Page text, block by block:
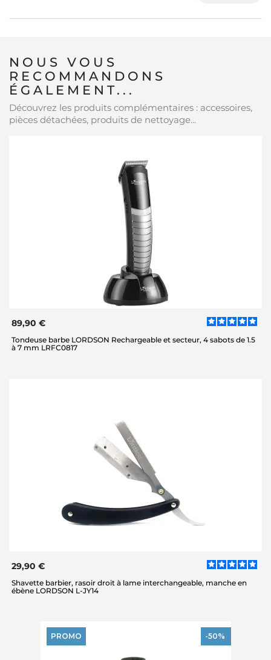
NOUS VOUS
RECOMMANDONS
ÉGALEMENT...
Découvrez les produits complémentaires : accessoires,
pièces détachées, produits de nettoyage...
89,90 €
Tondeuse barbe LORDSON Rechargeable et secteur, 4 sabots de 1.5
à 7 mm LRFC0817
29,90 €
Shavette barbier, rasoir droit à lame interchangeable, manche en
ébène LORDSON L-JY14
PROMO -50%